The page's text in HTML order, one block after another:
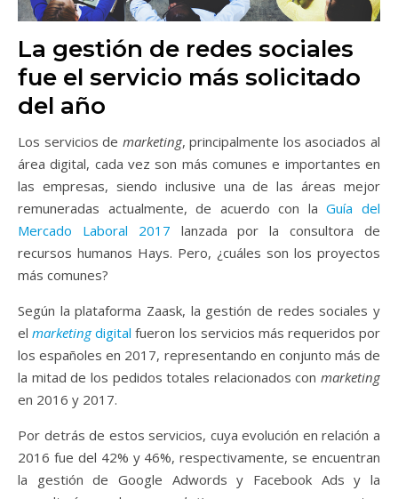
La gestión de redes sociales
fue el servicio más solicitado
del año
Los servicios de marketing, principalmente los asociados al
área digital, cada vez son más comunes e importantes en
las empresas, siendo inclusive una de las áreas mejor
remuneradas actualmente, de acuerdo con laGuía del
Mercado Laboral 2017 lanzada por la consultora de
recursos humanos Hays. Pero, ¿cuáles son los proyectos
más comunes?
Según la plataforma Zaask, la gestión de redes sociales y
el marketingdigital fueron los servicios más requeridos por
los españoles en 2017, representando en conjunto más de
la mitad de los pedidos totales relacionados con marketing
en 2016 y 2017.
Por detrás de estos servicios, cuya evolución en relación a
2016 fue del 42% y 46%, respectivamente, se encuentran
la gestión de Google Adwords y Facebook Ads y la